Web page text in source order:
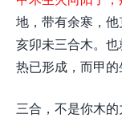
地，带有余寒，他
亥卯未三合木。
热已形成，而甲的
三合，不是你木